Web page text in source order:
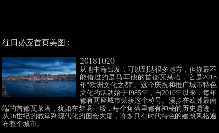
往日必应首页美图：
20181020
从地中海出发，可以到达很多地方，但你最不
能错过的是马耳他的首都瓦莱塔，它是2018
年“欧洲文化之都”。这个庆祝和推广城市特色
文化的活动始于1985年，自2010年以来，每年
都有两座城市荣获这个称号。漫步在欧洲最南
端的首都瓦莱塔，犹如在梦境一般，每个角落里都有神秘的历史遗迹，
从16世纪的教堂到现代化的国会大厦，许多具有时代特色的建筑风格遍
布整个城市。